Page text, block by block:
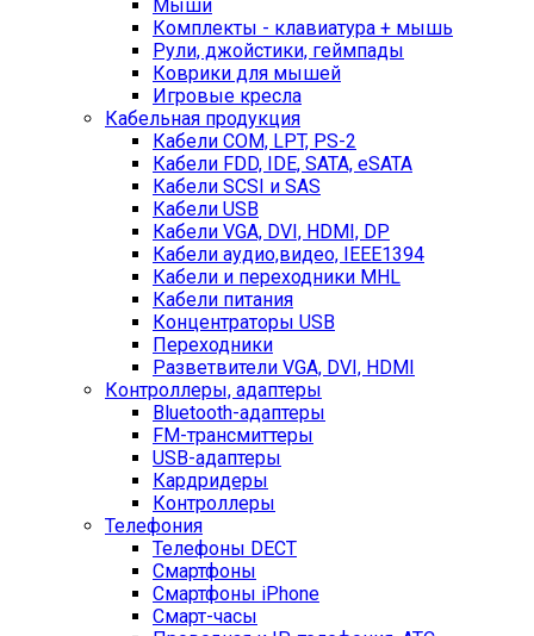
Мыши
Комплекты - клавиатура + мышь
Рули, джойстики, геймпады
Коврики для мышей
Игровые кресла
Кабельная продукция
Кабели COM, LPT, PS-2
Кабели FDD, IDE, SATA, eSATA
Кабели SCSI и SAS
Кабели USB
Кабели VGA, DVI, HDMI, DP
Кабели аудио,видео, IEEE1394
Кабели и переходники MHL
Кабели питания
Концентраторы USB
Переходники
Разветвители VGA, DVI, HDMI
Контроллеры, адаптеры
Bluetooth-адаптеры
FM-трансмиттеры
USB-адаптеры
Кардридеры
Контроллеры
Телефония
Телефоны DECT
Смартфоны
Смартфоны iPhone
Смарт-часы